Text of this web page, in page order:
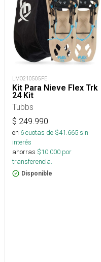
LMO210505FE
Kit Para Nieve Flex Trk
24 Kit
Tubbs
$ 249.990
en 6cuotas de $41.665sin
interés
ahorras $10.000 por
transferencia.
Disponible